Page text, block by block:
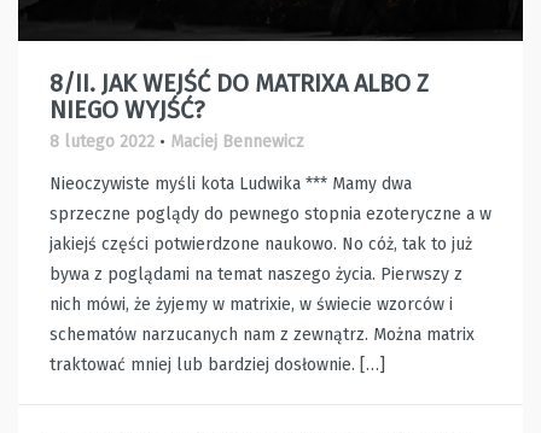
8/II. JAK WEJŚĆ DO MATRIXA ALBO Z
NIEGO WYJŚĆ?
8 lutego 2022 • Maciej Bennewicz
Nieoczywiste myśli kota Ludwika *** Mamy dwa
sprzeczne poglądy do pewnego stopnia ezoteryczne a w
jakiejś części potwierdzone naukowo. No cóż, tak to już
bywa z poglądami na temat naszego życia. Pierwszy z
nich mówi, że żyjemy w matrixie, w świecie wzorców i
schematów narzucanych nam z zewnątrz. Można matrix
traktować mniej lub bardziej dosłownie. […]